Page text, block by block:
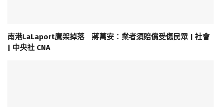
南港LaLaport鷹架掉落 蔣萬安：業者須賠償受傷民眾 | 社會
| 中央社 CNA